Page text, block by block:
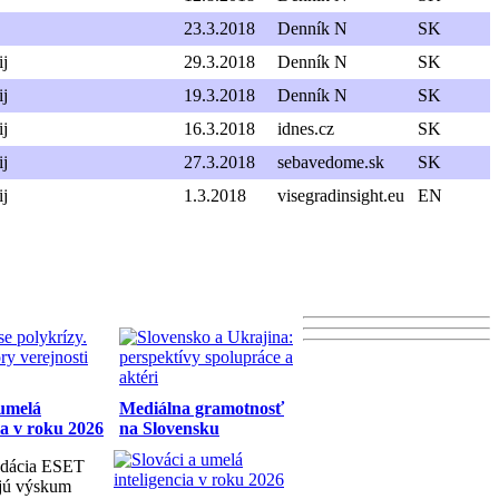
23.3.2018
Denník N
SK
29.3.2018 Denník N
SK
19.3.2018 Denník N
SK
16.3.2018 idnes.cz
SK
27.3.2018 sebavedome.sk
SK
1.3.2018 visegradinsight.eu EN
v roku 2026
Mediálna gramotnosť
na Slovensku
ESET
výskum